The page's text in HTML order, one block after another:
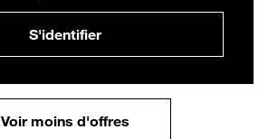
S'identifier
Voir moins d'offres